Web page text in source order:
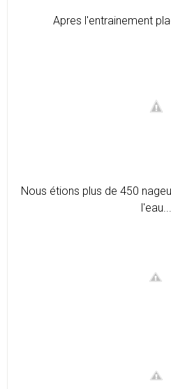
Apres l'entrainement
Nous étions plus de 450
l'eau...